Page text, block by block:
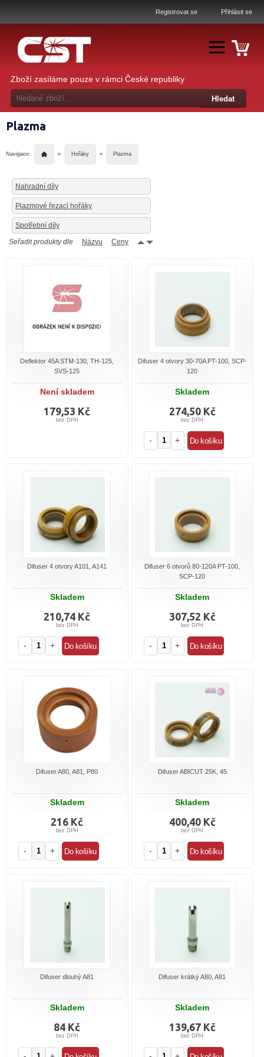
Registrovat se Přihlásit se
Zboží zasíláme pouze v rámci České republiky
Plazma
Navigace: » Hořáky » Plazma
Nahradní díly
Plazmové řezací hořáky
Spotřební díly
Seřadit produkty dle Názvu Ceny
Deflektor 45A STM-130, TH-125,
SVS-125
Není skladem
179,53 Kč
bez DPH
Difuser 4 otvory 30-70A PT-100, SCP-
120
Skladem
274,50 Kč
bez DPH
- +
Difuser 4 otvory A101, A141
Skladem
210,74 Kč
bez DPH
- +
Difuser 6 otvorů 80-120A PT-100,
SCP-120
Skladem
307,52 Kč
bez DPH
- +
Difuser A80, A81, P80
Skladem
216 Kč
bez DPH
- +
Difuser ABICUT 25K, 45
Skladem
400,40 Kč
bez DPH
- +
Difuser dlouhý A81
Skladem
84 Kč
bez DPH
Difuser krátký A80, A81
Skladem
139,67 Kč
bez DPH